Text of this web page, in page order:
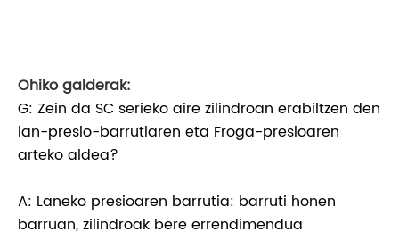
Ohiko galderak:
G: Zein da SC serieko aire zilindroan erabiltzen den
lan-presio-barrutiaren eta Froga-presioaren
arteko aldea?
A: Laneko presioaren barrutia: barruti honen
barruan, zilindroak bere errendimendua